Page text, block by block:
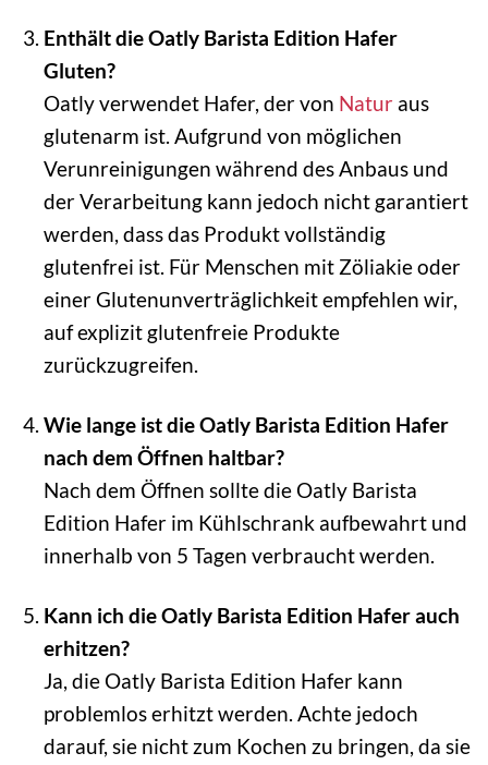
Enthält die Oatly Barista Edition Hafer
Gluten?
Oatly verwendet Hafer, der von Naturaus
glutenarm ist. Aufgrund von möglichen
Verunreinigungen während des Anbaus und
der Verarbeitung kann jedoch nicht garantiert
werden, dass das Produkt vollständig
glutenfrei ist. Für Menschen mit Zöliakie oder
einer Glutenunverträglichkeit empfehlen wir,
auf explizit glutenfreie Produkte
zurückzugreifen.
Wie lange ist die Oatly Barista Edition Hafer
nach dem Öffnen haltbar?
Nach dem Öffnen sollte die Oatly Barista
Edition Hafer im Kühlschrank aufbewahrt und
innerhalb von 5 Tagen verbraucht werden.
Kann ich die Oatly Barista Edition Hafer auch
erhitzen?
Ja, die Oatly Barista Edition Hafer kann
problemlos erhitzt werden. Achte jedoch
darauf, sie nicht zum Kochen zu bringen, da sie